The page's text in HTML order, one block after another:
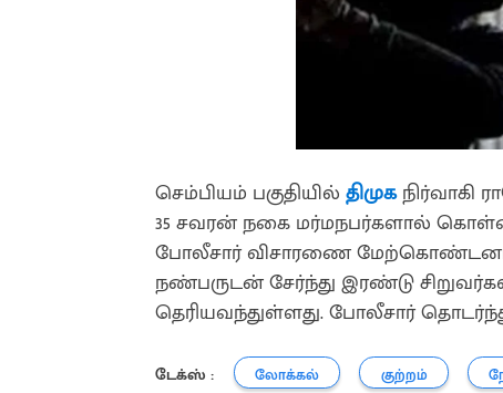
செம்பியம் பகுதியில்திமுகநிர்வாகி
35 சவரன் நகை மர்மநபர்களால்
போலீசார் விசாரணை மேற்கொண்டனர்.
நண்பருடன் சேர்ந்து இரண்டு
தெரியவந்துள்ளது. போலீசார்
டேக்ஸ் : லோக்கல் குற்றம்